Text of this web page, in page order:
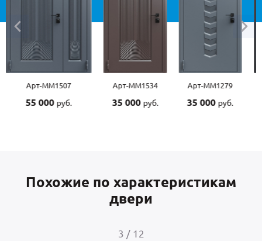
Арт-ММ1534
35 000руб.
Арт-ММ1279
35 000руб.
Арт-ММ1570
45 000руб.
Похожие по характеристикам
двери
4 / 12